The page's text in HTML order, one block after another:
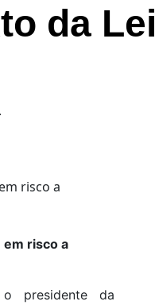
da Lei
risco a
presidente da